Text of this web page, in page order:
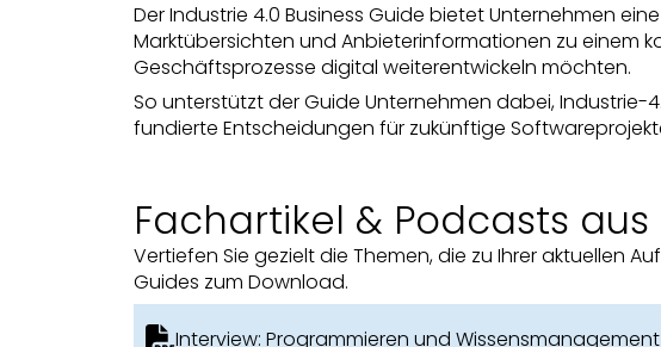
Der Industrie 4.0 Business Guide bietet Unternehmen
Marktübersichten und Anbieterinformationen zu einem
Geschäftsprozesse digital weiterentwickeln möchten.
So unterstützt der Guide Unternehmen dabei,
fundierte Entscheidungen für zukünftige
Fachartikel & Podcasts
Vertiefen Sie gezielt die Themen, die zu Ihrer aktuellen
Guides zum Download.
Interview: Programmieren und